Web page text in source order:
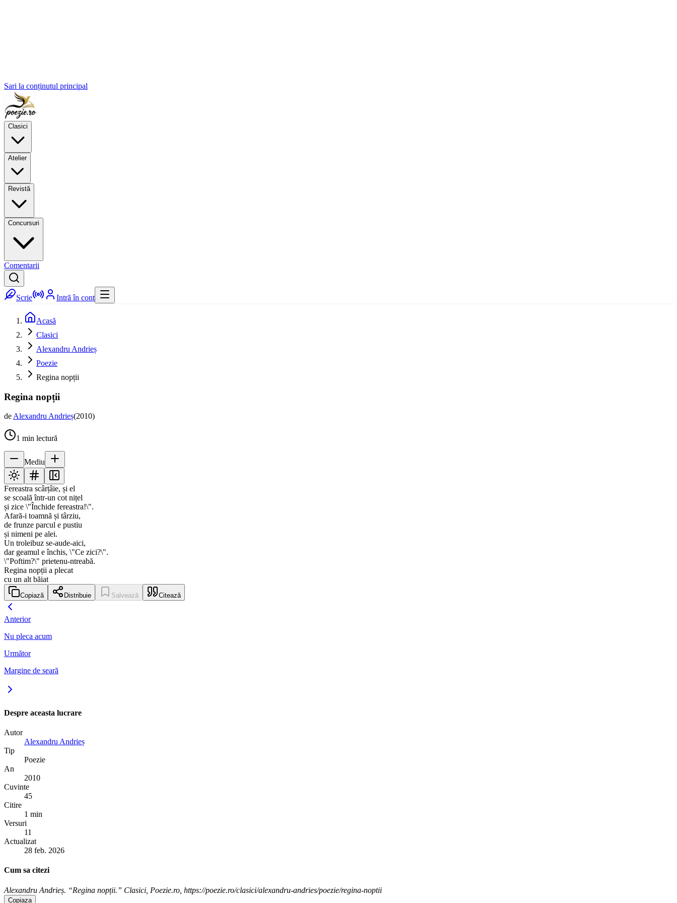
Sari la conținutul principal
Clasici
Atelier
Revistă
Concursuri
Comentarii
Scrie Intră în cont
Acasă
Clasici
Alexandru Andrieș
Poezie
Regina nopții
Regina nopții
deAlexandru Andrieș(2010)
1 min lectură
Mediu
Fereastra scârțâie, și el
se scoală într-un cot nițel
și zice \"Închide fereastra!\".
Afară-i toamnă și târziu,
de frunze parcul e pustiu
și nimeni pe alei.
Un troleibuz se-aude-aici,
dar geamul e închis, \"Ce zici?\".
\"Poftim?\" prietenu-ntreabă.
Regina nopții a plecat
cu un alt băiat
Copiază Distribuie Salvează Citează
Anterior
Nu pleca acum
Următor
Margine de seară
Despre aceasta lucrare
Autor
Alexandru Andrieș
Tip
Poezie
An
2010
Cuvinte
45
Citire
1 min
Versuri
11
Actualizat
28 feb. 2026
Cum sa citezi
Alexandru Andrieș. “Regina nopții.” Clasici, Poezie.ro, https://poezie.ro/clasici/alexandru-andries/poezie/regina-noptii
Copiaza